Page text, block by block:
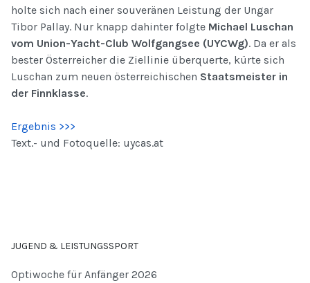
holte sich nach einer souveränen Leistung der Ungar
Tibor Pallay. Nur knapp dahinter folgte Michael Luschan
vom Union-Yacht-Club Wolfgangsee (UYCWg). Da er als
bester Österreicher die Ziellinie überquerte, kürte sich
Luschan zum neuen österreichischen Staatsmeister in
der Finnklasse.
Ergebnis >>>
Text.- und Fotoquelle: uycas.at
JUGEND & LEISTUNGSSPORT
Optiwoche für Anfänger 2026